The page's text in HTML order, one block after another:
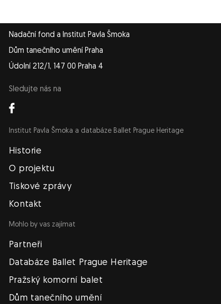
Nadační fond a Institut Pavla Šmoka
Dům tanečního umění Praha
Údolní 212/1, 147 00 Praha 4
Sledujte nás na
Navigace
Institut Pavla Šmoka a databáze Ballet Prague Heritage
Historie
O projektu
Tiskové zprávy
Kontakt
Mohlo by vas zajímat
Partneři
Databáze Ballet Prague Heritage
Pražský komorní balet
Dům tanečního umění